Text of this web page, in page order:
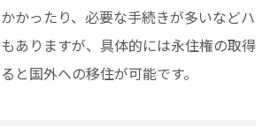
かったり、必要な手続きが多いなどハ
ありますが、具体的には永住権の取得
と国外への移住が可能です。